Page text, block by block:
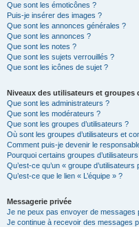
Que sont les émoticônes ?
Puis-je insérer des images ?
Que sont les annonces générales ?
Que sont les annonces ?
Que sont les notes ?
Que sont les sujets verrouillés ?
Que sont les icônes de sujet ?
Niveaux des utilisateurs et groupes
Que sont les administrateurs ?
Que sont les modérateurs ?
Que sont les groupes d’utilisateurs ?
Où sont les groupes d’utilisateurs et
Comment puis-je devenir le
Pourquoi certains groupes
Qu’est-ce qu’un « groupe d’utilisateurs
Qu’est-ce que le lien « L’équipe » ?
Messagerie privée
Je ne peux pas envoyer de messages
Je continue à recevoir des messages